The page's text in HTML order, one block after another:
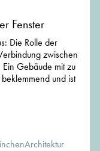
Fenster
Die Rolle der
zwischen
Gebäude mit zu
und ist